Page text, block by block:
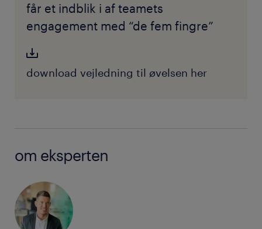
får et indblik i af teamets
engagement med “de fem fingre”
download vejledning til øvelsen her
om eksperten